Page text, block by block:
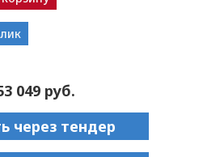
049 руб.
через тендер